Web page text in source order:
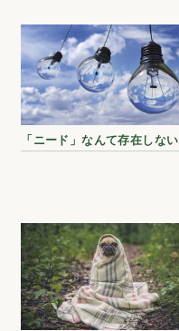
「ニード」なんて存在しない